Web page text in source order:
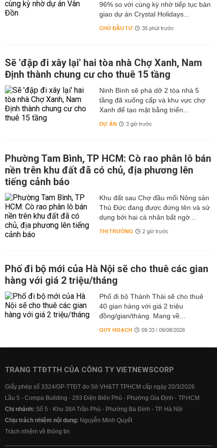
96% so với cùng kỳ nhờ tiếp tục bàn
giao dự án Crystal Holidays...
CHỦ ĐẦU TƯ 35 phút trước
Sẽ 'đập đi xây lại' hai tòa nhà Chợ Xanh, Nam
Định thành chung cư cho thuê 15 tầng
Ninh Bình sẽ phá dỡ 2 tòa nhà 5
tầng đã xuống cấp và khu vực chợ
Xanh để tạo mặt bằng triển...
DỰ ÁN 3 giờ trước
Phường Tam Bình, TP HCM: Cò rao phân lô bán
nền trên khu đất đã có chủ, địa phương lên
tiếng cảnh báo
Khu đất sau Chợ đầu mối Nông sản
Thủ Đức đang được đứng tên và sử
dụng bởi hai cá nhân bất ngờ...
THỊ TRƯỜNG 2 giờ trước
Phố đi bộ mới của Hà Nội sẽ cho thuê các gian
hàng với giá 2 triệu/tháng
Phố đi bộ Thành Thái sẽ cho thuê
40 gian hàng với giá 2 triệu
đồng/gian/tháng. Mang về...
QUY HOẠCH 09:33 | 09/08/2026
TRANG TTĐTTH CỦA CÔNG TY VIETNEWSCORP
Giấy phép số 3324/GP-TTĐT do Sở VH&TT TPHCM cấp ngày 20/3/2026
Lầu 5 - Compa Building - 293 Điện Biên Phủ - Phường Gia Định - TP.HCM
Chi nhánh: Số 5 - Khu 38A Trần Phú - Phường Ba Đình - TP. Hà Nội
Chịu trách nhiệm nội dung: Nguyễn Minh Quyết
Trách nhiệm về thông tin